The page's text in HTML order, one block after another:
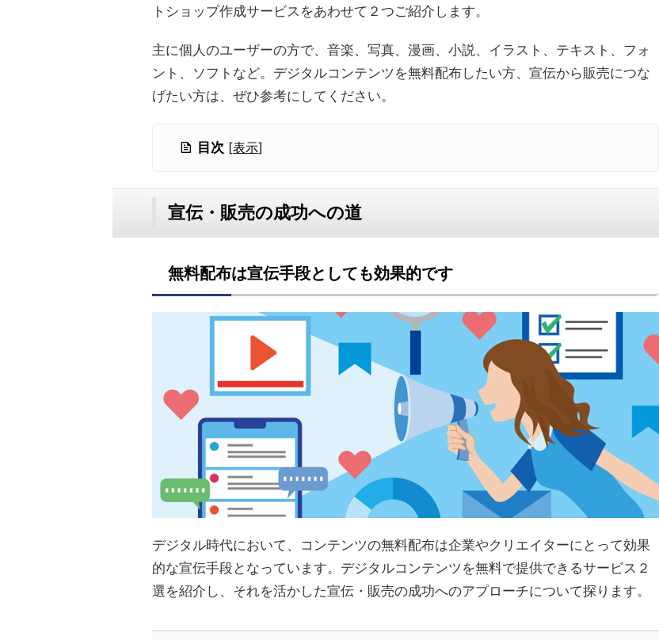
トショップ作成サービスをあわせて２つご紹介します。
主に個人のユーザーの方で、音楽、写真、漫画、小説、イラスト、テキスト、フォ
ント、ソフトなど。デジタルコンテンツを無料配布したい方、宣伝から販売につな
げたい方は、ぜひ参考にしてください。
目次 [表示]
宣伝・販売の成功への道
無料配布は宣伝手段としても効果的です
デジタル時代において、コンテンツの無料配布は企業やクリエイターにとって効果
的な宣伝手段となっています。デジタルコンテンツを無料で提供できるサービス２
選を紹介し、それを活かした宣伝・販売の成功へのアプローチについて探ります。